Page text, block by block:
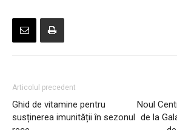
Articolul precedent
Ghid de vitamine pentru
susținerea imunității în sezonul
Noul
de la